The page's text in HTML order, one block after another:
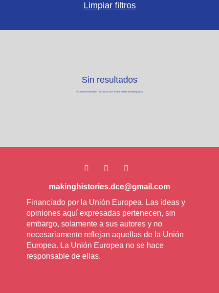
Limpiar filtros
Sin resultados
No se encontraron recursos con este criterio de búsqueda.
makinghistories.dce@gmail.com
Financiado por la Unión Europea. Las ideas y
opiniones aquí expresadas pertenecen, sin
embargo, solamente a sus autores y no
necesariamente reflejan aquellas de la Unión
Europea. La Unión Europea no se hace
responsable de ellas.